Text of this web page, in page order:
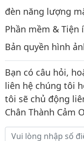
đèn năng lượng
Phần mềm & Tiện
Bản quyền hình
Bạn có câu hỏi,
liên hệ chúng tôi
tôi sẽ chủ động
Chân Thành Cảm